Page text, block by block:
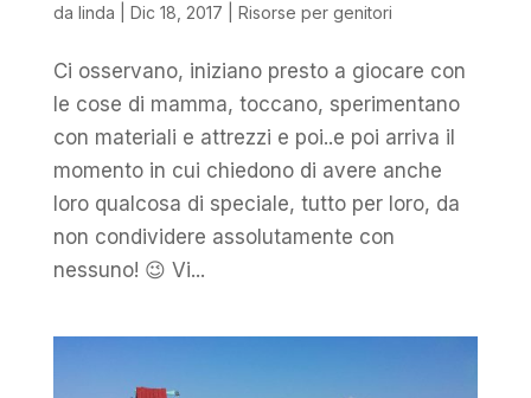
da linda Dic 18, 2017 Risorse per genitori
Ci osservano, iniziano presto a giocare con
le cose di mamma, toccano, sperimentano
con materiali e attrezzi e poi..e poi arriva il
momento in cui chiedono di avere anche
loro qualcosa di speciale, tutto per loro, da
non condividere assolutamente con
nessuno! 😉 Vi...